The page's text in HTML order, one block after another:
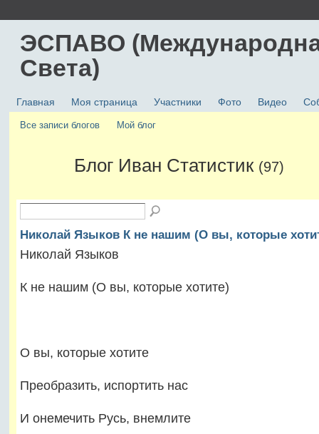
ЭСПАВО
Света)
Главная Моя страница Участники Фото Видео
Все записи блогов Мой блог
Блог Иван Статистик (97)
Николай Языков К не нашим (О вы, которые
Николай Языков
К не нашим (О вы, которые хотите)
О вы, которые хотите
Преобразить, испортить нас
И онемечить Русь, внемлите